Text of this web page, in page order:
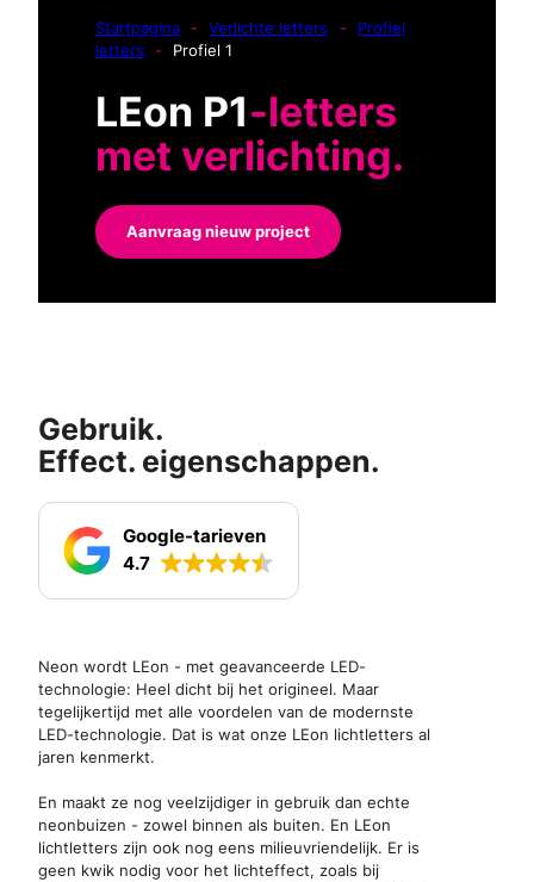
Startpagina - Verlichte letters -
Profiel
letters
- Profiel 1
LEon P1-letters
met verlichting.
Aanvraag nieuw project
Gebruik.
Effect. eigenschappen.
Google-tarieven
4.7
Neon wordt LEon - met geavanceerde LED-
technologie: Heel dicht bij het origineel. Maar
tegelijkertijd met alle voordelen van de modernste
LED-technologie. Dat is wat onze LEon lichtletters al
jaren kenmerkt.
En maakt ze nog veelzijdiger in gebruik dan echte
neonbuizen - zowel binnen als buiten. En LEon
lichtletters zijn ook nog eens milieuvriendelijk. Er is
geen kwik nodig voor het lichteffect, zoals bij